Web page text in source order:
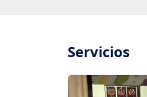
Servicios